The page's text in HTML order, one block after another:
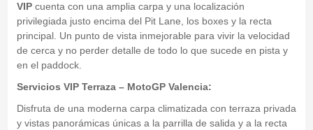
VIPcuenta con una amplia carpa y una localización
privilegiada justo encima del Pit Lane, los boxes y la recta
principal. Un punto de vista inmejorable para vivir la velocidad
de cerca y no perder detalle de todo lo que sucede en pista y
en el paddock.
Servicios VIP Terraza – MotoGP Valencia:
Disfruta de una moderna carpa climatizada con terraza privada
y vistas panorámicas únicas a la parrilla de salida y a la recta